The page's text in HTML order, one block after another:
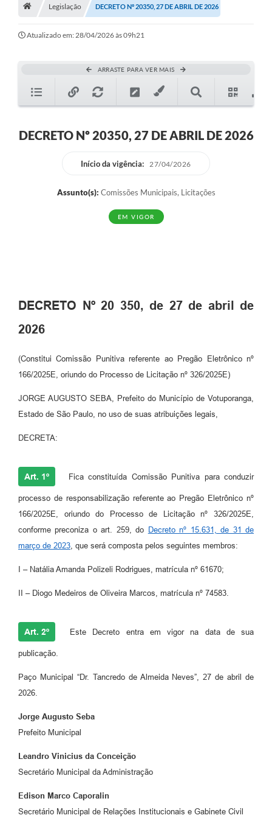
A História
Galeria de Fotos
Arquivos para Download
Editais
Telefones Úteis
Emprega
Contato
Legislação DECRETO Nº 20350, 27 DE ABRIL DE 2026
Atualizado em: 28/04/2026 às 09h21
ARRASTE PARA VER MAIS
DECRETO Nº 20350, 27 DE ABRIL DE 2026
Início da vigência: 27/04/2026
Assunto(s): Comissões Municipais, Licitações
EM VIGOR
DECRETO Nº 20 350, de 27 de abril de
2026
(Constitui Comissão Punitiva referente ao Pregão Eletrônico nº
166/2025E, oriundo do Processo de Licitação nº 326/2025E)
JORGE AUGUSTO SEBA, Prefeito do Município de Votuporanga,
Estado de São Paulo, no uso de suas atribuições legais,
DECRETA:
Art. 1º Fica constituída Comissão Punitiva para conduzir
processo de responsabilização referente ao Pregão Eletrônico nº
166/2025E, oriundo do Processo de Licitação nº 326/2025E,
conforme preconiza o art. 259, do Decreto nº 15.631, de 31 de
março de 2023 , que será composta pelos seguintes membros:
I – Natália Amanda Polizeli Rodrigues, matrícula nº 61670;
II – Diogo Medeiros de Oliveira Marcos, matrícula nº 74583.
Art. 2º Este Decreto entra em vigor na data de sua
publicação.
Paço Municipal “Dr. Tancredo de Almeida Neves”, 27 de abril de
2026.
Jorge Augusto Seba
Prefeito Municipal
Leandro Vinicius da Conceição
Secretário Municipal da Administração
Edison Marco Caporalin
Secretário Municipal de Relações Institucionais e Gabinete Civil